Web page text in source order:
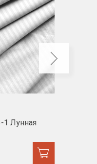
1 Лунная